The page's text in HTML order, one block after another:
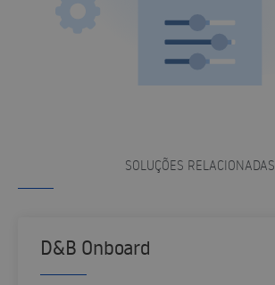
SOLUÇÕES RELACIONADAS
D&B Onboard